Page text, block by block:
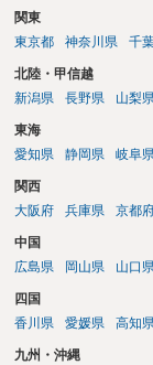
関東
東京都
神奈川県 千
北陸・甲信越
新潟県
長野県 山梨
東海
愛知県
静岡県 岐阜
関西
大阪府
兵庫県 京都
中国
広島県
岡山県 山口
四国
香川県
愛媛県 高知
九州・沖縄